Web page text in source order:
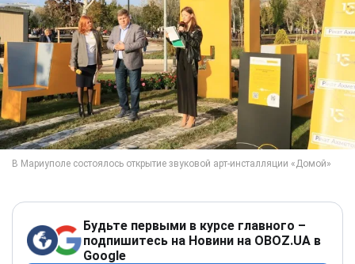
Будьте первыми в курсе главного –
подпишитесь на Новини на OBOZ.UA в
Google